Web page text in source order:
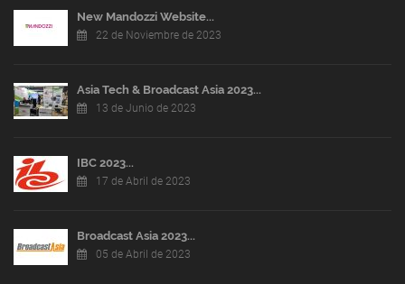
New Mandozzi Website...
22 de Noviembre de 2023
Asia Tech & Broadcast Asia 2023...
13 de Junio de 2023
IBC 2023...
17 de Abril de 2023
Broadcast Asia 2023...
05 de Abril de 2023